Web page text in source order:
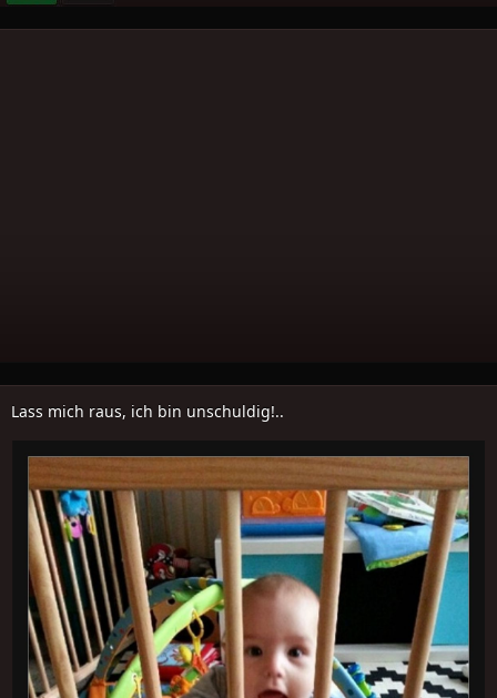
Lass mich raus, ich bin unschuldig!..